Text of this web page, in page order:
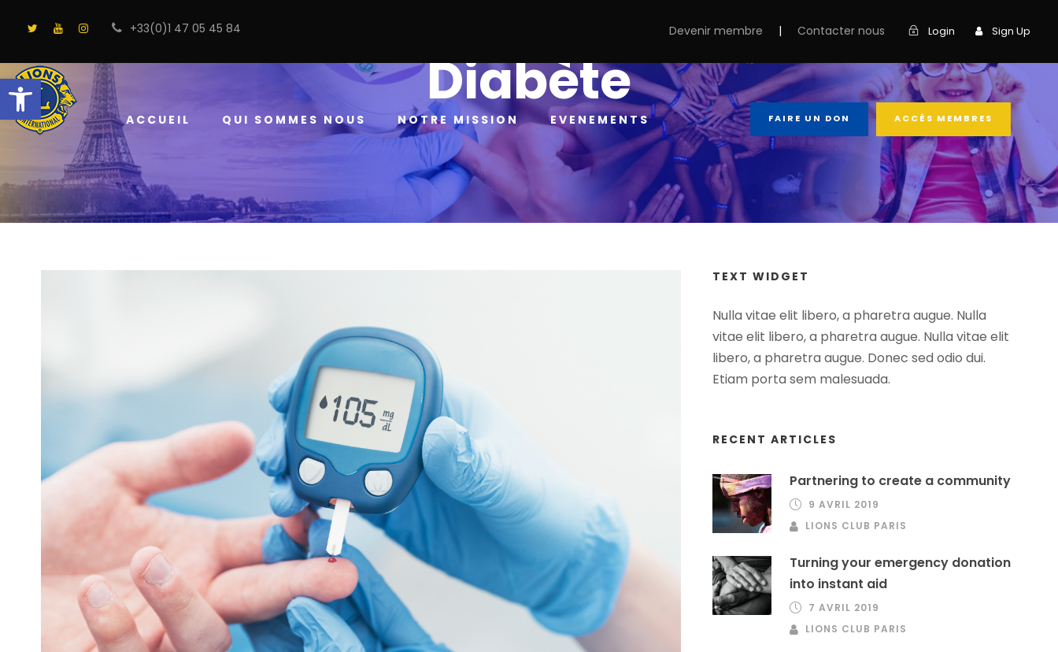
+33(0)1 47 05 45 84 Devenir membre | Contacter nous Login Sign Up
ACCUEIL QUI SOMMES NOUS NOTRE MISSION EVENEMENTS FAIRE UN DON ACCÉS MEMBRES
Diabète
TEXT WIDGET
Nulla vitae elit libero, a pharetra augue. Nulla
vitae elit libero, a pharetra augue. Nulla vitae elit
libero, a pharetra augue. Donec sed odio dui.
Etiam porta sem malesuada.
RECENT ARTICLES
Partnering to create a community
9 AVRIL 2019
LIONS CLUB PARIS
Turning your emergency donation
into instant aid
7 AVRIL 2019
LIONS CLUB PARIS
Ouvrir la barre d’outils